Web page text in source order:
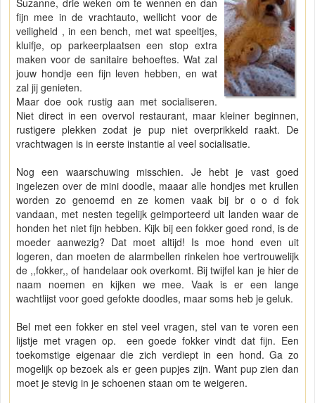
Suzanne, drie weken om te wennen en dan
fijn mee in de vrachtauto, wellicht voor de
veiligheid , in een bench, met wat speeltjes,
kluifje, op parkeerplaatsen een stop extra
maken voor de sanitaire behoeftes. Wat zal
jouw hondje een fijn leven hebben, en wat
zal jij genieten.
Maar doe ook rustig aan met socialiseren.
Niet direct in een overvol restaurant, maar kleiner beginnen,
rustigere plekken zodat je pup niet overprikkeld raakt. De
vrachtwagen is in eerste instantie al veel socialisatie.
Nog een waarschuwing misschien. Je hebt je vast goed
ingelezen over de mini doodle, maaar alle hondjes met krullen
worden zo genoemd en ze komen vaak bij br o o d fok
vandaan, met nesten tegelijk geimporteerd uit landen waar de
honden het niet fijn hebben. Kijk bij een fokker goed rond, is de
moeder aanwezig? Dat moet altijd! Is moe hond even uit
logeren, dan moeten de alarmbellen rinkelen hoe vertrouwelijk
de ,,fokker,, of handelaar ook overkomt. Bij twijfel kan je hier de
naam noemen en kijken we mee. Vaak is er een lange
wachtlijst voor goed gefokte doodles, maar soms heb je geluk.
Bel met een fokker en stel veel vragen, stel van te voren een
lijstje met vragen op. een goede fokker vindt dat fijn. Een
toekomstige eigenaar die zich verdiept in een hond. Ga zo
mogelijk op bezoek als er geen pupjes zijn. Want pup zien dan
moet je stevig in je schoenen staan om te weigeren.